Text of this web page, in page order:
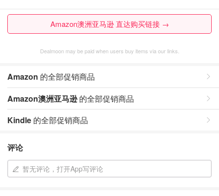
Amazon澳洲亚马逊 直达购买链接 →
Dealmoon may be paid when users buy items via our links.
Amazon 的全部促销商品
Amazon澳洲亚马逊的全部促销商品
Kindle 的全部促销商品
评论
暂无评论，打开App写评论